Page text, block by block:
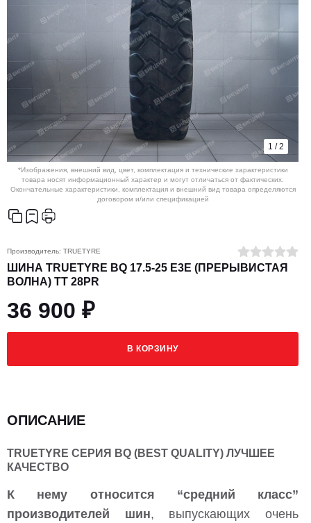
1 /2
*Изображения, внешний вид, цвет, комплектация и технические характеристики
товара носят информационный характер и могут отличаться от фактических.
Окончательные характеристики, комплектация и внешний вид товара определяются
договором и/или спецификацией
Производитель: TRUETYRE
ШИНА TRUETYRE BQ 17.5-25 E3E (ПРЕРЫВИСТАЯ
ВОЛНА) TT 28PR
36 900 ₽
В КОРЗИНУ
ОПИСАНИЕ
TRUETYRE СЕРИЯ BQ (BEST QUALITY) ЛУЧШЕЕ
КАЧЕСТВО
К нему относится “средний класс”
производителей шин, выпускающих очень